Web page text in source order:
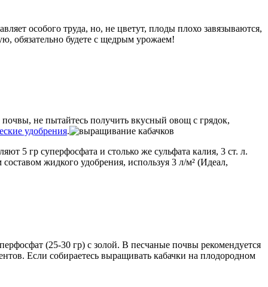
особого труда, но, не цветут, плоды плохо завязываются,
обязательно будете с щедрым урожаем!
не пытайтесь получить вкусный овощ с грядок,
удобрения.
5 гр суперфосфата и столько же сульфата калия, 3 ст. л.
жидкого удобрения, используя 3 л/м² (Идеал,
(25-30 гр) с золой. В песчаные почвы рекомендуется
Если собираетесь выращивать кабачки на плодородном